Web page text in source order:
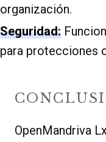
organización.
Seguridad:
para protecciones
OpenMandriva